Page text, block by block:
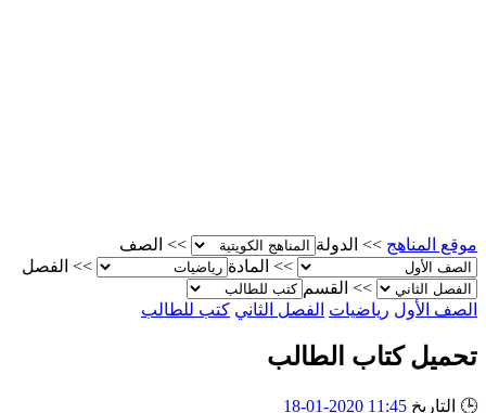
موقع المناهج >> الدولة >>
الصف
>>
المادة >>
الفصل
>>
القسم
الصف الأول رياضيات الفصل الثاني كتب للطالب
تحميل كتاب الطالب
🕒 التاريخ 11:45 2020-01-18